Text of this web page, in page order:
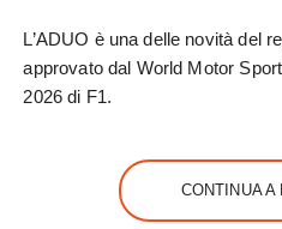
L’ADUO è una delle novità del
approvato dal World Motor
2026 di F1.
CONTINUA A